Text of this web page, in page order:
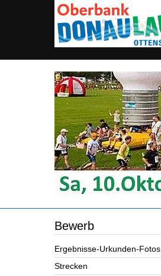
Bewerb
Ergebnisse-Urkunden-Fotos
Strecken